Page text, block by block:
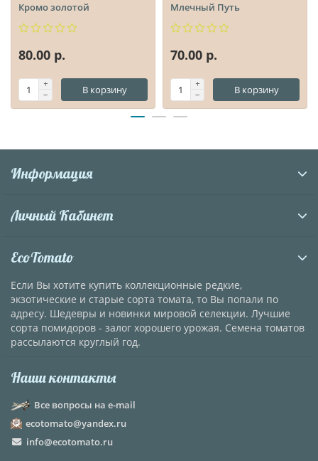
Кромо золотой
80.00 р.
В корзину
Млечный Путь
70.00 р.
В корзину
Информация
Личный Кабинет
EcoTomato
Если Вы хотите купить коллекционные редкие,
экзотические и старые сорта томата, то Вы попали по
адресу. Шедевры и новинки мировой селекции. Лучшие
сорта помидоров - залог хорошего урожая. Семена томатов
рассылаются круглый год.
Наши контакты
Все вопросы на e-mail
ecotomato@yandex.ru
info@ecotomato.ru